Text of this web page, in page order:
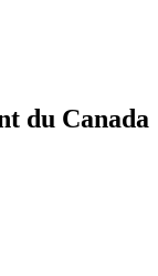
du Canada